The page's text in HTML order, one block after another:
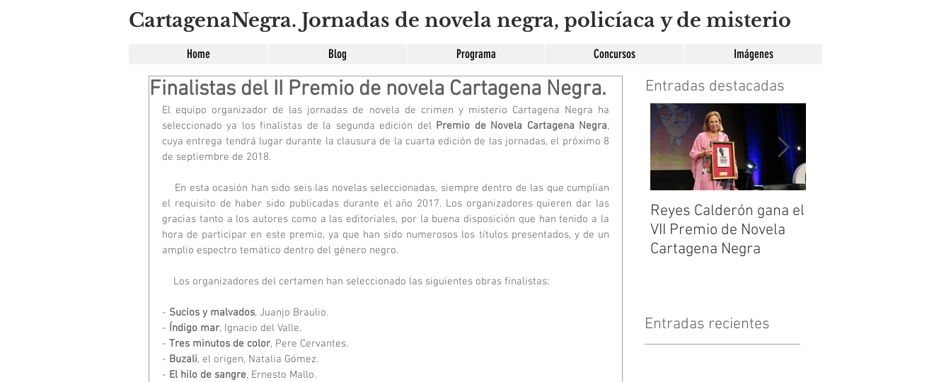
CartagenaNegra. Jornadas de novela negra, policíaca y de misterio
Finalistas del II Premio de novela Cartagena Negra.
El equipo organizador de las jornadas de novela de crimen y misterio Cartagena Negra ha
seleccionado ya los finalistas de la segunda edición del Premio de Novela Cartagena Negra,
cuya entrega tendrá lugar durante la clausura de la cuarta edición de las jornadas, el próximo 8
de septiembre de 2018.
el requisito de haber sido publicadas durante el año 2017. Los organizadores quieren dar las
gracias tanto a los autores como a las editoriales, por la buena disposición que han tenido a la
hora de participar en este premio, ya que han sido numerosos los títulos presentados, y de un
amplio espectro temático dentro del género negro.
    Los organizadores del certamen han seleccionado las siguientes obras finalistas:
- Sucios y malvados, Juanjo Braulio.
- Índigo mar, Ignacio del Valle.
- Tres minutos de color, Pere Cervantes.
- Buzali, el origen, Natalia Gómez.
- El hilo de sangre, Ernesto Mallo.
Entradas destacadas
Reyes Calderón gana el
VII Premio de Novela
Cartagena Negra
Entradas recientes
Home Blog Programa Concursos Imágenes